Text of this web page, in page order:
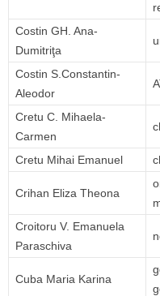
Costin GH. Ana-
Dumitriţa
Costin S.Constantin-
Aleodor
Cretu C. Mihaela-
Carmen
Cretu Mihai Emanuel
Crihan Eliza Theona
Croitoru V. Emanuela
Paraschiva
Cuba Maria Karina